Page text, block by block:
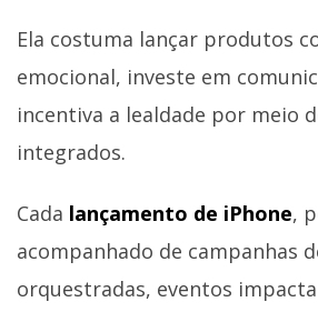
Ela costuma lançar produtos
emocional, investe em
incentiva a lealdade por meio
integrados.
Cada lançamento de iPhone,
acompanhado de campanhas
orquestradas, eventos